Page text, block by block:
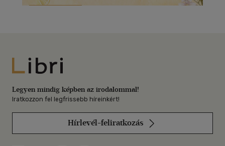
Libri
Legyen mindig képben az irodalommal!
Iratkozzon fel legfrissebb híreinkért!
Hírlevél-feliratkozás